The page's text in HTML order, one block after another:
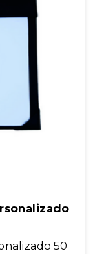
50